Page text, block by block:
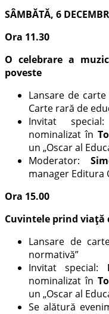
SÂMBĂTĂ, 6
Ora 11.30
O celebrare a
poveste
Lansare de
Carte rară de
Invitat
nominalizat în
un „Oscar al
Moderator:
manager Editura
Ora 15.00
Cuvintele prind viață
Lansare de
normativă”
Invitat special:
nominalizat în
un „Oscar al
Se alătură